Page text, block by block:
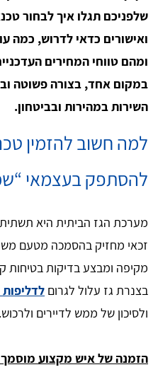
שלפניכם תגלו איך לבחור
ואישורים כדאי לדרוש, כמה
ומהם טווחי המחירים
במקום אחד, בצורה פשוטה
השירות במהירות ובביטחון.
למה חשוב להזמין
להסתפק בעצמאי
מערכת הגז הביתית היא תשתית
זכאי מחזיק בהסמכה מטעם
מקיפה ומבצע בדיקות בטיחות
בצנרת גז עלול לגרום
ולסיכון של ממש לדיירים ולרכוש.
הזמנה של איש מקצוע